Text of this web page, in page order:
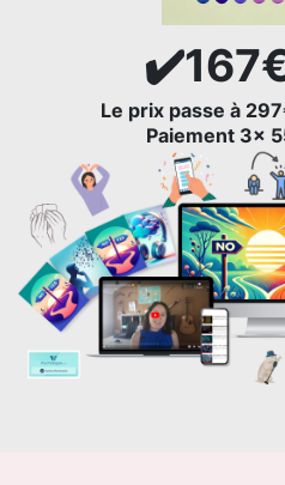
Le prix passe à
Paiement 3x